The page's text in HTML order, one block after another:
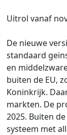
Uitrol vanaf
De nieuwe
standaard
en
buiten de EU,
Koninkrijk.
markten. De
2025. Buiten
systeem met